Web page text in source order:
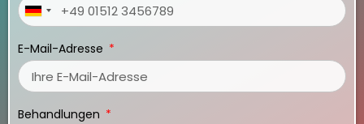
Germany
E-Mail-Adresse
Behandlungen